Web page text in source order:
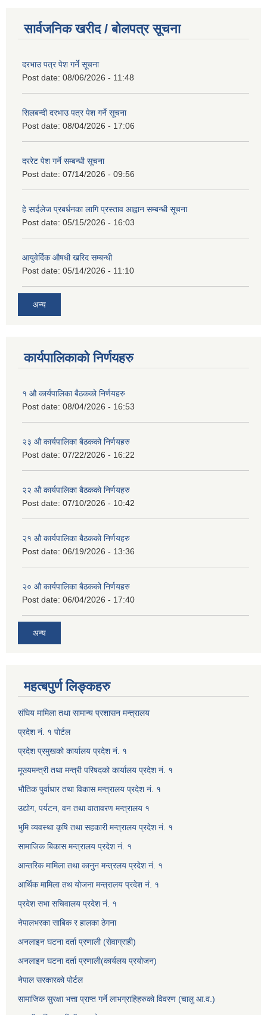
सार्वजनिक खरीद / बोलपत्र सूचना
दरभाउ पत्र पेश गर्ने सूचना
Post date: 08/06/2026 - 11:48
सिलबन्दी दरभाउ पत्र पेश गर्ने सूचना
Post date: 08/04/2026 - 17:06
दररेट पेश गर्ने सम्बन्धी सूचना
Post date: 07/14/2026 - 09:56
हे साईलेज प्रबर्धनका लागि प्रस्ताव आह्वान सम्बन्धी सूचना
Post date: 05/15/2026 - 16:03
आयुवेर्दिक औषधी खरिद सम्बन्धी
Post date: 05/14/2026 - 11:10
अन्य
कार्यपालिकाको निर्णयहरु
१ औ कार्यपालिका बैठकको निर्णयहरु
Post date: 08/04/2026 - 16:53
२३ औ कार्यपालिका बैठकको निर्णयहरु
Post date: 07/22/2026 - 16:22
२२ औ कार्यपालिका बैठकको निर्णयहरु
Post date: 07/10/2026 - 10:42
२१ औ कार्यपालिका बैठकको निर्णयहरु
Post date: 06/19/2026 - 13:36
२० औ कार्यपालिका बैठकको निर्णयहरु
Post date: 06/04/2026 - 17:40
अन्य
महत्बपुर्ण लिङ्कहरु
संघिय मामिला तथा सामान्य प्रशासन मन्त्रालय
प्रदेश नं. १ पोर्टल
प्रदेश प्रमुखको कार्यालय प्रदेश नं. १
मूख्यमन्त्री तथा मन्त्री परिषदको कार्यालय प्रदेश नं. १
भौतिक पुर्वाधार तथा विकास मन्त्रालय प्रदेश नं. १
उद्योग, पर्यटन, वन तथा वातावरण मन्त्रालय १
भुमि व्यवस्था कृषि तथा सहकारी मन्त्रालय प्रदेश नं. १
सामाजिक बिकास मन्त्रालय प्रदेश नं. १
आन्तरिक मामिला तथा कानुन मन्त्रलय प्रदेश नं. १
आर्थिक मामिला तथ योजना मन्त्रालय प्रदेश नं. १
प्रदेश सभा सचिवालय प्रदेश नं. १
नेपालभरका साबिक र हालका ठेगना
अनलाइन घटना दर्ता प्रणाली (सेवाग्राही)
अनलाइन घटना दर्ता प्रणाली(कार्यलय प्रयोजन)
नेपाल सरकारको पोर्टल
सामाजिक सुरक्षा भत्ता प्राप्त गर्ने लाभग्राहिहरुको विवरण (चालु आ.व.)